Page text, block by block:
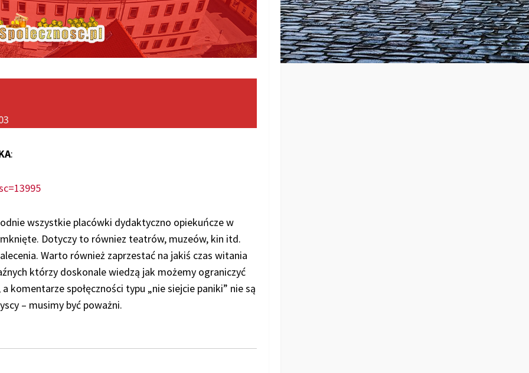
:
wszystkie placówki dydaktyczno opiekuńcze w
Dotyczy to równiez teatrów, muzeów, kin itd.
Warto również zaprzestać na jakiś czas witania
którzy doskonale wiedzą jak możemy ograniczyć
komentarze społęczności typu „nie siejcie paniki” nie są
– musimy być poważni.